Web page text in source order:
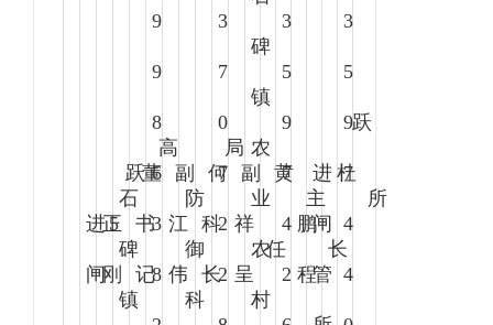
5
跃
进
闸
董
正
刚
高
石
碑
镇
副
书
记
9
9
8
6
3
8
何
江
伟
局
防
御
科
副
科
长
3
7
0
7
2
2
黄
祥
呈
碑
镇
农
业
农
村
主
任
3
5
9
7
4
2
杜
鹏
程
跃
进
闸
管
所
长
3
5
9
7
4
4